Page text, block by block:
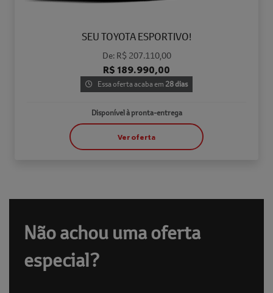
SEU TOYOTA ESPORTIVO!
De: R$ 207.110,00
R$ 189.990,00
Essa oferta acaba em 28 dias
Disponível à pronta-entrega
Ver oferta
Não achou uma oferta
especial?